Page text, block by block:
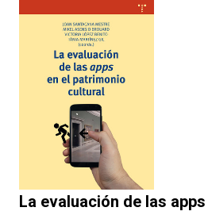
La evaluación de las